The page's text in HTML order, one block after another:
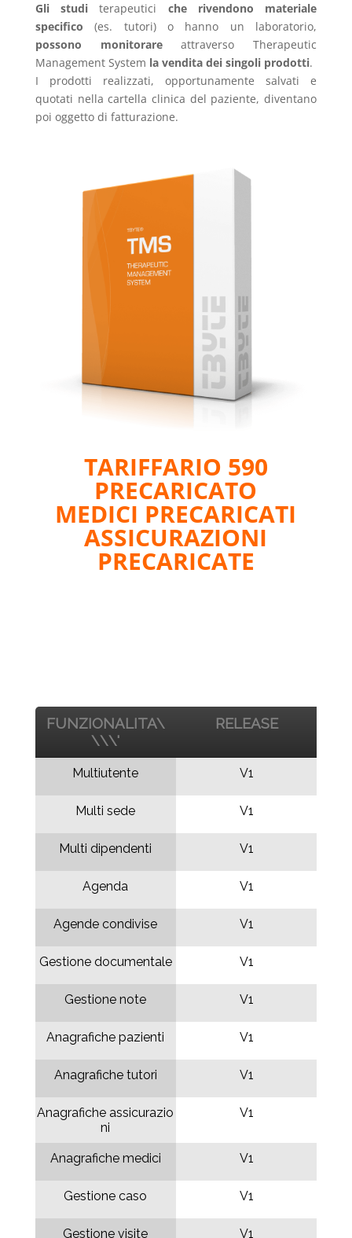
Gli studi terapeutici che rivendono materiale
specifico (es. tutori) o hanno un laboratorio,
possono monitorareattraverso Therapeutic
Management System la vendita dei singoli prodotti.
I prodotti realizzati, opportunamente salvati e
quotati nella cartella clinica del paziente, diventano
poi oggetto di fatturazione.
TARIFFARIO 590
PRECARICATO
MEDICI PRECARICATI
ASSICURAZIONI
PRECARICATE
FUNZIONALITA\
\\\'
Multiutente
Multi sede
Multi dipendenti
Agenda
Agende condivise
Gestione documentale
Gestione note
Anagrafiche pazienti
Anagrafiche tutori
Anagrafiche assicurazio
ni
Anagrafiche medici
Gestione caso
Gestione visite
RELEASE
V1
V1
V1
V1
V1
V1
V1
V1
V1
V1
V1
V1
V1